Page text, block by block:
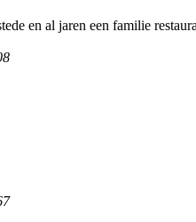
en al jaren een familie